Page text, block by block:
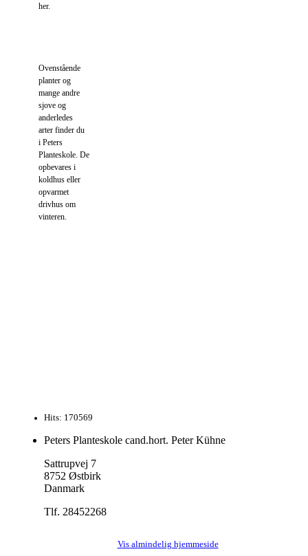
her.
Ovenstående
planter og
mange andre
sjove og
anderledes
arter finder du
i Peters
Planteskole. De
opbevares i
koldhus eller
opvarmet
drivhus om
vinteren.
Hits: 170569
Peters Planteskole cand.hort. Peter Kühne
Sattrupvej 7
8752 Østbirk
Danmark
Tlf. 28452268
Vis almindelig hjemmeside